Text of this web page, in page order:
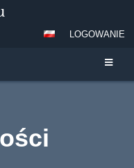
LOGOWANIE